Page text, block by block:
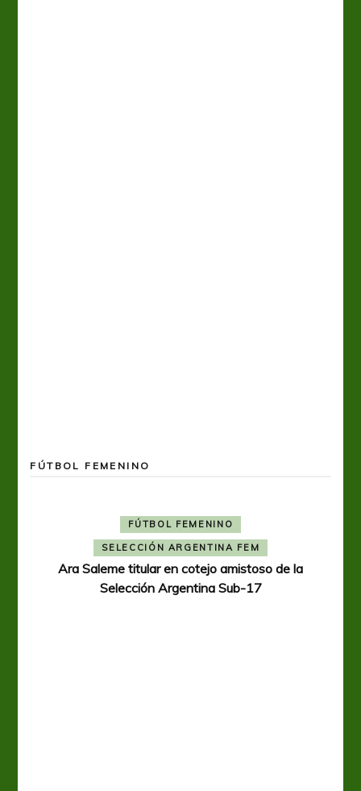
FÚTBOL FEMENINO
FÚTBOL FEMENINO
SELECCIÓN ARGENTINA FEM
Ara Saleme titular en cotejo amistoso de la
Selección Argentina Sub-17